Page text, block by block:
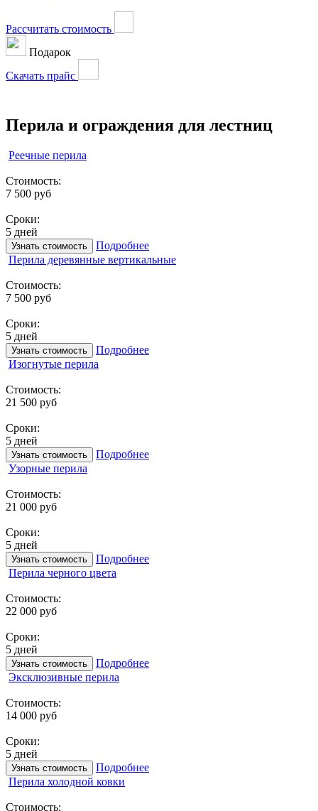
Рассчитать стоимость
Подарок
Скачать прайс
Перила и ограждения для лестниц
Реечные перила
Стоимость:
7 500 руб
Сроки:
5 дней
Узнать стоимость
Подробнее
Перила деревянные вертикальные
Стоимость:
7 500 руб
Сроки:
5 дней
Узнать стоимость
Подробнее
Изогнутые перила
Стоимость:
21 500 руб
Сроки:
5 дней
Узнать стоимость
Подробнее
Узорные перила
Стоимость:
21 000 руб
Сроки:
5 дней
Узнать стоимость
Подробнее
Перила черного цвета
Стоимость:
22 000 руб
Сроки:
5 дней
Узнать стоимость
Подробнее
Эксклюзивные перила
Стоимость:
14 000 руб
Сроки:
5 дней
Узнать стоимость
Подробнее
Перила холодной ковки
Стоимость: